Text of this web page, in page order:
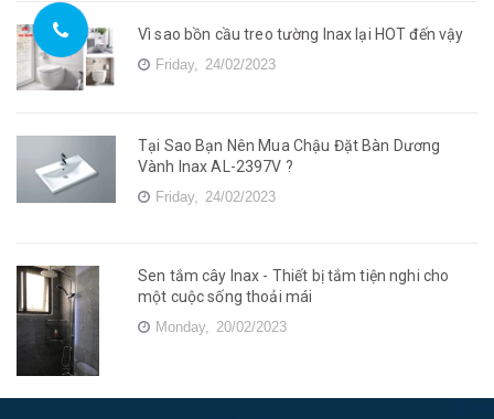
Vì sao bồn cầu treo tường Inax lại HOT đến vậy
Friday, 24/02/2023
Tại Sao Bạn Nên Mua Chậu Đặt Bàn Dương
Vành Inax AL-2397V ?
Friday, 24/02/2023
Sen tắm cây Inax - Thiết bị tắm tiện nghi cho
một cuộc sống thoải mái
Monday, 20/02/2023